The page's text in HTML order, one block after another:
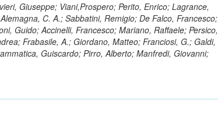
Giuseppe; Viani,Prospero; Perito, Enrico; Lagrance,
C. A.; Sabbatini, Remigio; De Falco, Francesco;
Guido; Accinelli, Francesco; Mariano, Raffaele; Persico,
Frabasile, A.; Giordano, Matteo; Franciosi, G.; Galdi,
Guiscardo; Pirro, Alberto; Manfredi, Giovanni;